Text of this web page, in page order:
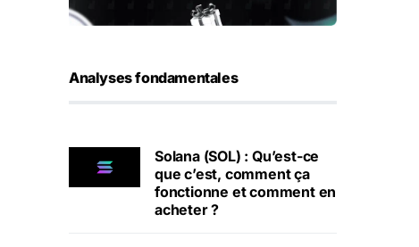
Analyses fondamentales
Solana (SOL) : Qu’est-ce
que c’est, comment ça
fonctionne et comment en
acheter ?